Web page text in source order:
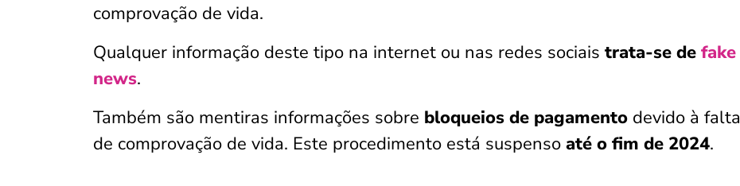
comprovação de vida.
Qualquer informação deste tipo na internet ou nas redes sociais trata-se de fake
news.
Também são mentiras informações sobre bloqueios de pagamento devido à falta
de comprovação de vida. Este procedimento está suspenso até o fim de 2024.